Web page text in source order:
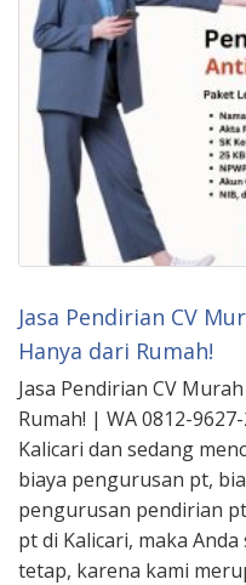
Jasa Pendirian CV
Hanya dari Rumah!
Jasa Pendirian CV
Rumah! | WA 0812-
Kalicari dan sedang
biaya pengurusan pt,
pengurusan pendirian
pt di Kalicari, maka
tetap, karena kami